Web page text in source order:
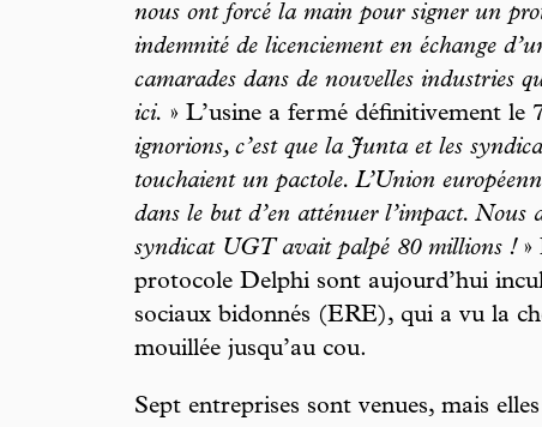
nous ont forcé la main pour signer un
indemnité de licenciement en échange
camarades dans de nouvelles industries
ici. » L’usine a fermé définitivement le
ignorions, c’est que la Junta et les
touchaient un pactole. L’Union
dans le but d’en atténuer l’impact. Nous
syndicat UGT avait palpé 80 millions !»
protocole Delphi sont aujourd’hui
sociaux bidonnés (ERE), qui a vu la
mouillée jusqu’au cou.
Sept entreprises sont venues, mais